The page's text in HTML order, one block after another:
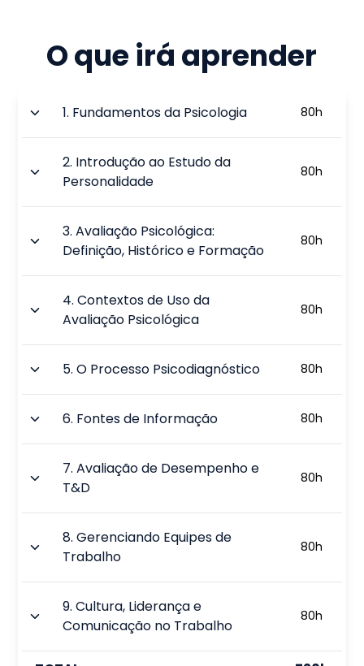
O que irá aprender
1. Fundamentos da Psicologia 80h
2. Introdução ao Estudo da
Personalidade
80h
3.Avaliação Psicológica:
Definição, Histórico e Formação
80h
4.Contextos de Uso da
Avaliação Psicológica
80h
5.O Processo Psicodiagnóstico 80h
6. Fontes de Informação 80h
7.Avaliação de Desempenho e
T&D
80h
8.Gerenciando Equipes de
Trabalho
80h
9.Cultura, Liderança e
Comunicação no Trabalho
80h